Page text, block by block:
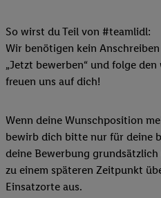
So wirst du Teil von #teamlidl:
Wir benötigen kein
„Jetzt bewerben“ und folge
freuen uns auf dich!
Wenn deine Wunschposition
bewirb dich bitte nur für deine
deine Bewerbung
zu einem späteren Zeitpunkt
Einsatzorte aus.